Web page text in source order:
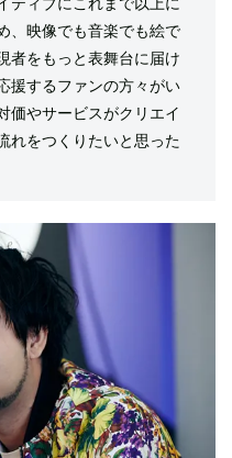
、映像でも音楽でも絵で
者をもっと表舞台に届け
援するファンの方々がい
価やサービスがクリエイ
れをつくりたいと思った